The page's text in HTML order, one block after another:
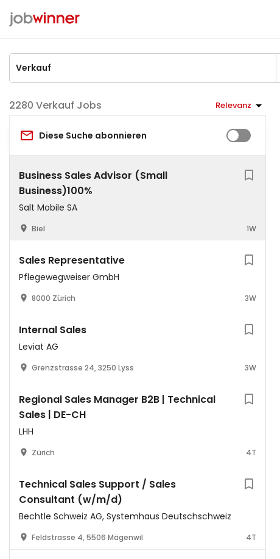
Verkauf Jobs Relevanz
Diese Suche abonnieren
Business Sales Advisor (Small
Business)100%
Salt Mobile SA
Biel 1W
Sales Representative
Pflegewegweiser GmbH
8000 Zürich 3W
Internal Sales
Leviat AG
Grenzstrasse 24, 3250 Lyss 3W
Regional Sales Manager B2B | Technical
Sales | DE-CH
LHH
Zürich 4T
Technical Sales Support / Sales
Consultant (w/m/d)
Bechtle Schweiz AG, Systemhaus Deutschschweiz
Feldstrasse 4, 5506 Mägenwil 4T